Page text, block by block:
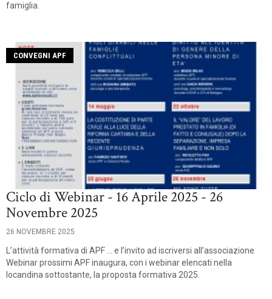
famiglia.
CONVEGNI APF
Ciclo di Webinar - 16 Aprile 2025 - 26
Novembre 2025
26 NOVEMBRE 2025
L’attività formativa di APF … e l’invito ad iscriversi all’associazione
Webinar prossimi APF inaugura, con i webinar elencati nella
locandina sottostante, la proposta formativa 2025.